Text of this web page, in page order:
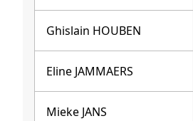
Ghislain HOUBEN
Eline JAMMAERS
Mieke JANS